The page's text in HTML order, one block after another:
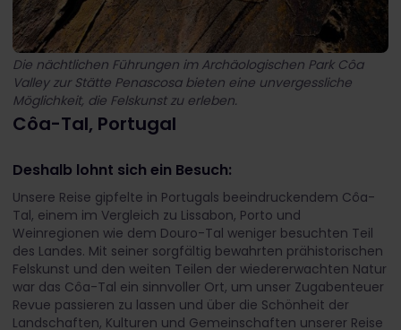
Die nächtlichen Führungen im Archäologischen Park Côa
Valley zur Stätte Penascosa bieten eine unvergessliche
Möglichkeit, die Felskunst zu erleben.
Côa-Tal, Portugal
Deshalb lohnt sich ein Besuch:
Unsere Reise gipfelte in Portugals beeindruckendem Côa-
Tal, einem im Vergleich zu Lissabon, Porto und
Weinregionen wie dem Douro-Tal weniger besuchten Teil
des Landes. Mit seiner sorgfältig bewahrten prähistorischen
Felskunst und den weiten Teilen der wiedererwachten Natur
war das Côa-Tal ein sinnvoller Ort, um unser Zugabenteuer
Revue passieren zu lassen und über die Schönheit der
Landschaften, Kulturen und Gemeinschaften unserer Reise